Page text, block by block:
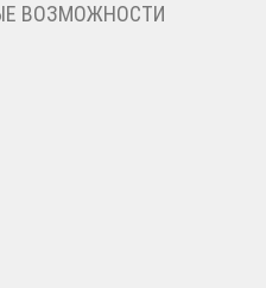
ВОЗМОЖНОСТИ